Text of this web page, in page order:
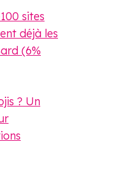
sites
déjà les
(6%
? Un